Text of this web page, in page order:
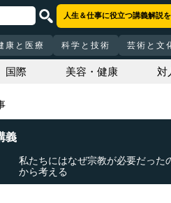
人生＆仕事に役立つ講義解説を
康と医療 科学と技術 芸術と文
国際 美容・健康 対
義
私たちにはなぜ宗教が必要だった
から考える